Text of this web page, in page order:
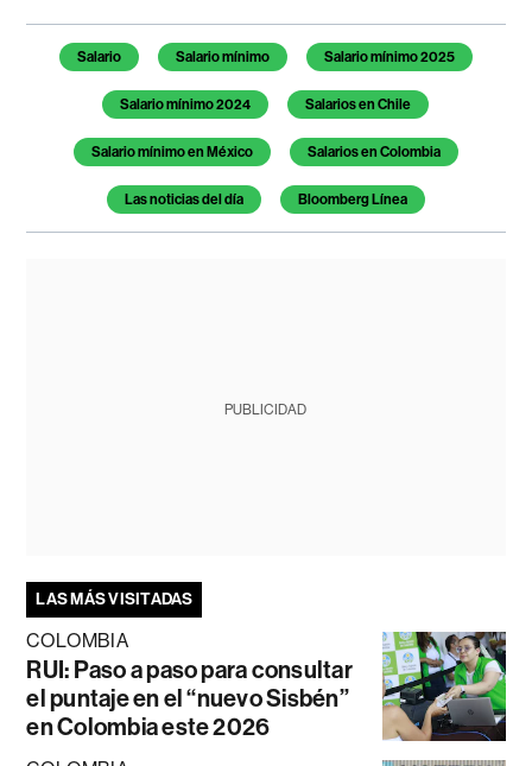
Temas de este artículo
Salario Salario mínimo Salario mínimo 2025
Salario mínimo 2024 Salarios en Chile
Salario mínimo en México Salarios en Colombia
Las noticias del día Bloomberg Línea
PUBLICIDAD
LAS MÁS VISITADAS
COLOMBIA
RUI: Paso a paso para consultar
el puntaje en el “nuevo Sisbén”
en Colombia este 2026